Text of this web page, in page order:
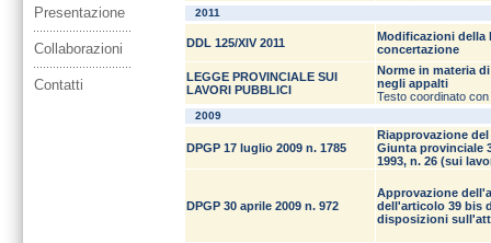
Presentazione
Collaborazioni
Contatti
2011
DDL 125/XIV 2011
Modificazioni della
concertazione
LEGGE PROVINCIALE SUI
LAVORI PUBBLICI
Norme in materia
negli appalti
Testo coordinato con
2009
DPGP 17 luglio 2009 n. 1785
Riapprovazione
Giunta provinciale
1993, n. 26 (sui
DPGP 30 aprile 2009 n. 972
Approvazione
dell'articolo 39 bis
disposizioni